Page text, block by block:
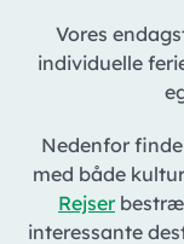
Vores
individuelle
Nedenfor
med både
Rejser
interessante